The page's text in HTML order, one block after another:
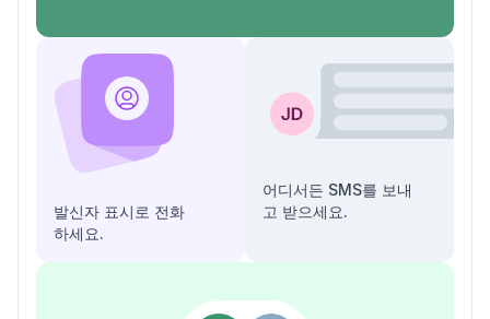
발신자 표시로 전화
하세요.
어디서든 SMS를 보내
고 받으세요.